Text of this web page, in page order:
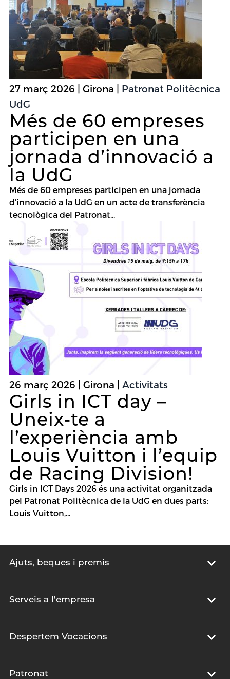
27 març 2026 | Girona | Patronat Politècnica
UdG
Més de 60 empreses
participen en una
jornada d’innovació a
la UdG
Més de 60 empreses participen en una jornada
d’innovació a la UdG en un acte de transferència
tecnològica del Patronat...
26 març 2026 | Girona | Activitats
Girls in ICT day –
Uneix-te a
l’experiència amb
Louis Vuitton i l’equip
de Racing Division!
Girls in ICT Days 2026 és una activitat organitzada
pel Patronat Politècnica de la UdG en dues parts:
Louis Vuitton,...
Ajuts, beques i premis
Serveis a l'empresa
Despertem Vocacions
Patronat